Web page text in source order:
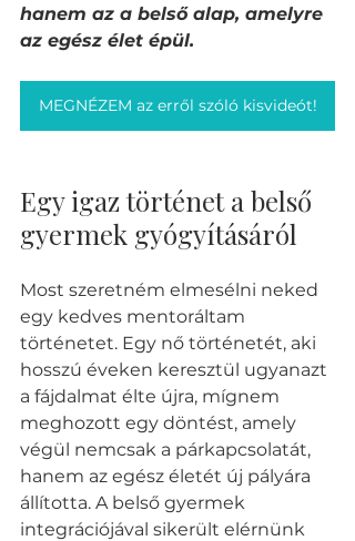
hanem az a belső alap, amelyre
az egész élet épül.
MEGNÉZEM az erről szóló kisvideót!
Egy igaz történet a belső
gyermek gyógyításáról
Most szeretném elmesélni neked
egy kedves mentoráltam
történetet. Egy nő történetét, aki
hosszú éveken keresztül ugyanazt
a fájdalmat élte újra, mígnem
meghozott egy döntést, amely
végül nemcsak a párkapcsolatát,
hanem az egész életét új pályára
állította. A belső gyermek
integrációjával sikerült elérnünk